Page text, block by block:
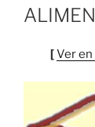
EL
[Ver en